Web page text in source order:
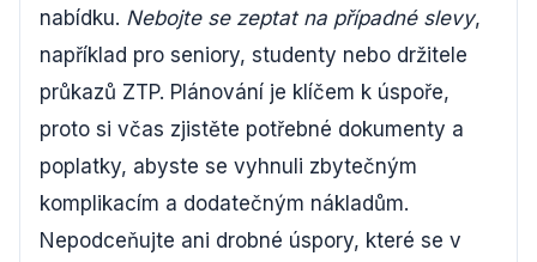
nabídku. Nebojte se zeptat na případné slevy,
například pro seniory, studenty nebo držitele
průkazů ZTP. Plánování je klíčem k úspoře,
proto si včas zjistěte potřebné dokumenty a
poplatky, abyste se vyhnuli zbytečným
komplikacím a dodatečným nákladům.
Nepodceňujte ani drobné úspory, které se v